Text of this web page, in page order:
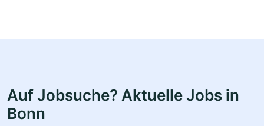
Auf Jobsuche? Aktuelle Jobs in
Bonn